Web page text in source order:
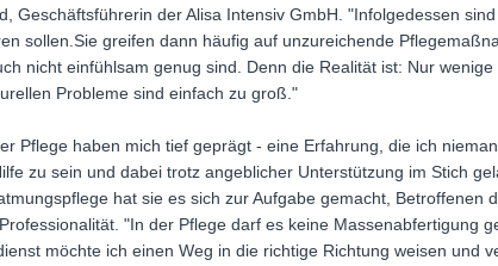
Geschäftsführerin der Alisa Intensiv GmbH. "Infolgedessen
sollen.Sie greifen dann häufig auf unzureichende
nicht einfühlsam genug sind. Denn die Realität ist: Nur
Probleme sind einfach zu groß."
Pflege haben mich tief geprägt - eine Erfahrung, die ich
zu sein und dabei trotz angeblicher Unterstützung im Stich
hat sie es sich zur Aufgabe gemacht, Betroffenen
"In der Pflege darf es keine Massenabfertigung
möchte ich einen Weg in die richtige Richtung weisen und